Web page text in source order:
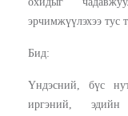
эрчимжүүлэхээ тус
Бид:
Үндэсний, бүс
иргэний,